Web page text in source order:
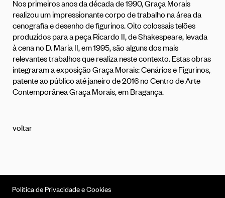
Nos primeiros anos da década de 1990, Graça Morais
realizou um impressionante corpo de trabalho na área da
cenografia e desenho de figurinos. Oito colossais telões
produzidos para a peça Ricardo II, de Shakespeare, levada
à cena no D. Maria II, em 1995, são alguns dos mais
relevantes trabalhos que realiza neste contexto. Estas obras
integraram a exposição Graça Morais: Cenários e Figurinos,
patente ao público até janeiro de 2016 no Centro de Arte
Contemporânea Graça Morais, em Bragança.
voltar
Política de Privacidade e Cookies